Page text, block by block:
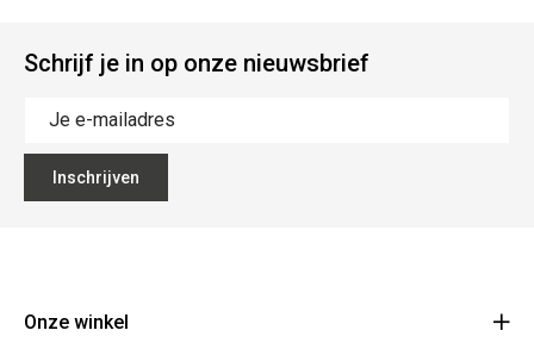
Schrijf je in op onze nieuwsbrief
Inschrijven
Onze winkel